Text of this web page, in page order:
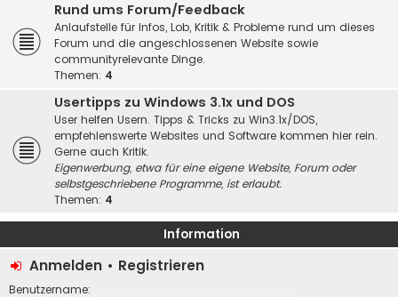
Rund ums Forum/Feedback
Anlaufstelle für Infos, Lob, Kritik & Probleme rund um dieses
Forum und die angeschlossenen Website sowie
communityrelevante Dinge.
Themen: 4
Usertipps zu Windows 3.1x und DOS
User helfen Usern. Tipps & Tricks zu Win3.1x/DOS,
empfehlenswerte Websites und Software kommen hier rein.
Gerne auch Kritik.
Eigenwerbung, etwa für eine eigene Website, Forum oder
selbstgeschriebene Programme, ist erlaubt.
Themen: 4
Information
Anmelden • Registrieren
Benutzername: